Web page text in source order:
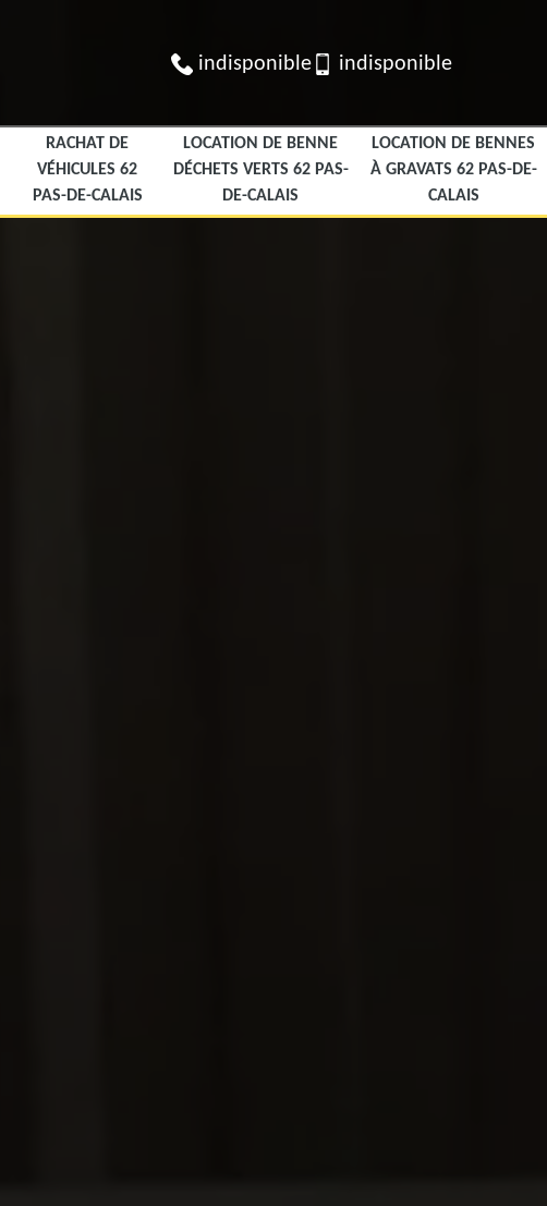
indisponible indisponible
RACHAT DE
VÉHICULES 62
PAS-DE-CALAIS
LOCATION DE BENNE
DÉCHETS VERTS 62 PAS-
DE-CALAIS
LOCATION DE BENNES
À GRAVATS 62 PAS-DE-
CALAIS